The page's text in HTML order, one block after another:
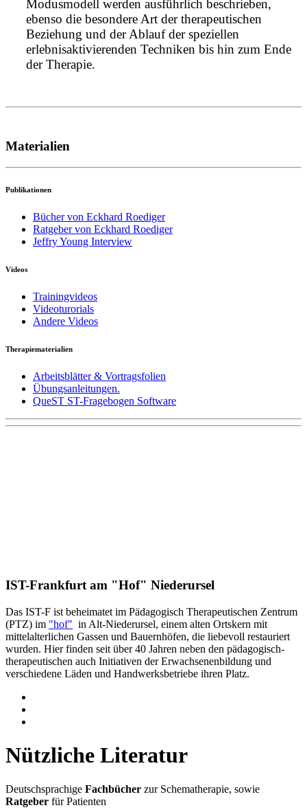
Modusmodell werden ausführlich beschrieben,
ebenso die besondere Art der therapeutischen
Beziehung und der Ablauf der speziellen
erlebnisaktivierenden Techniken bis hin zum Ende
der Therapie.
Materialien
Publikationen
Bücher von Eckhard Roediger
Ratgeber von Eckhard Roediger
Jeffry Young Interview
Videos
Trainingvideos
Videoturorials
Andere Videos
Therapiematerialien
Arbeitsblätter & Vortragsfolien
Übungsanleitungen.
QueST ST-Fragebogen Software
IST-Frankfurt am "Hof" Niederursel
Das IST-F ist beheimatet im Pädagogisch Therapeutischen Zentrum
(PTZ) im "hof" in Alt-Niederursel, einem alten Ortskern mit
mittelalterlichen Gassen und Bauernhöfen, die liebevoll restauriert
wurden. Hier finden seit über 40 Jahren neben den pädagogisch-
therapeutischen auch Initiativen der Erwachsenenbildung und
verschiedene Läden und Handwerksbetriebe ihren Platz.
Nützliche Literatur
Deutschsprachige Fachbücher zur Schematherapie, sowie
Ratgeber für Patienten